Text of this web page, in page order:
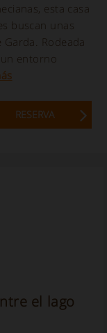
esta casa
buscan unas
Rodeada
entorno
RESERVA
el lago